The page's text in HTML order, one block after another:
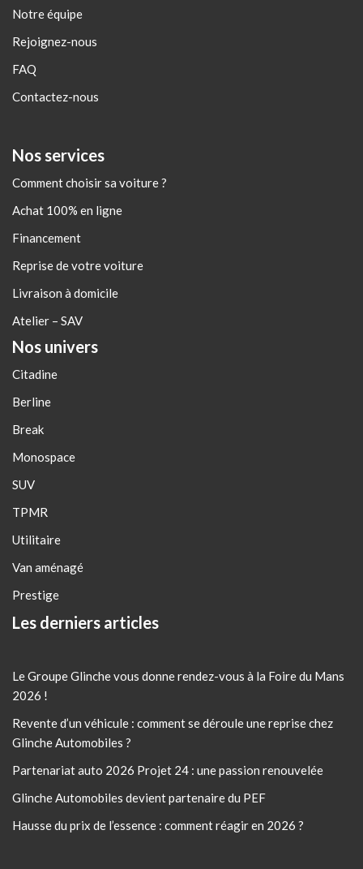
Notre équipe
Rejoignez-nous
FAQ
Contactez-nous
Nos services
Comment choisir sa voiture ?
Achat 100% en ligne
Financement
Reprise de votre voiture
Livraison à domicile
Atelier – SAV
Nos univers
Citadine
Berline
Break
Monospace
SUV
TPMR
Utilitaire
Van aménagé
Prestige
Les derniers articles
Le Groupe Glinche vous donne rendez-vous à la Foire du Mans
2026 !
Revente d’un véhicule : comment se déroule une reprise chez
Glinche Automobiles ?
Partenariat auto 2026 Projet 24 : une passion renouvelée
Glinche Automobiles devient partenaire du PEF
Hausse du prix de l’essence : comment réagir en 2026 ?